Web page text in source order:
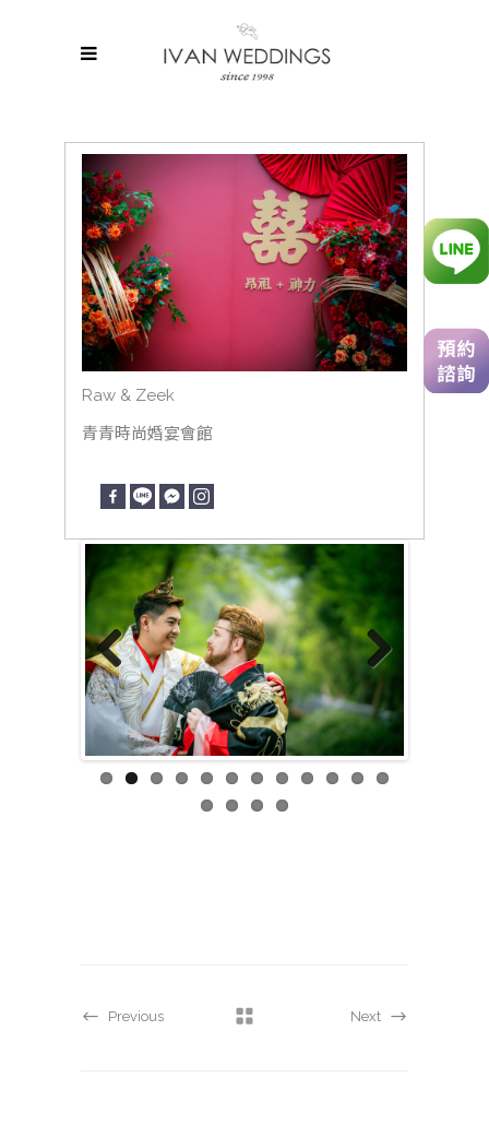
Raw & Zeek
青青時尚婚宴會館
Previous Next
Previous Next